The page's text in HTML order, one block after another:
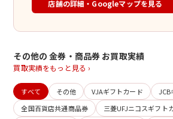
店舗の詳細・Googleマップを見る
その他の 金券・商品券 お買取実績
買取実績をもっと見る ›
すべて その他 VJAギフトカード
JCB
全国百貨店共通商品券
三菱UFJニコスギフト